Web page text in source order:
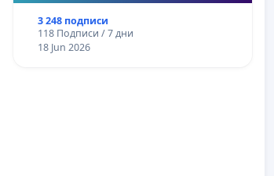
3 248 подписи
118 Подписи / 7 дни
18 Jun 2026